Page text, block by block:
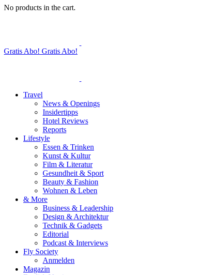
No products in the cart.
Gratis Abo! Gratis Abo!
Travel
News & Openings
Insidertipps
Hotel Reviews
Reports
Lifestyle
Essen & Trinken
Kunst & Kultur
Film & Literatur
Gesundheit & Sport
Beauty & Fashion
Wohnen & Leben
& More
Business & Leadership
Design & Architektur
Technik & Gadgets
Editorial
Podcast & Interviews
Fly Society
Anmelden
Magazin